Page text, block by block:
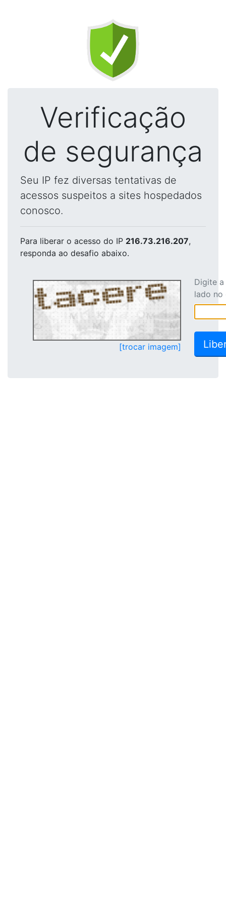
Verificação
de segurança
Seu IP fez diversas tentativas de
acessos suspeitos a sites hospedados
conosco.
Para liberar o acesso do IP 216.73.216.207,
responda ao desafio abaixo.
[trocar imagem]
Digite
lado no